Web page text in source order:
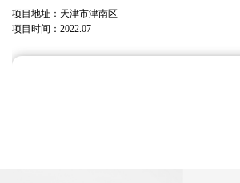
项目地址： 天津市津南区
项目时间： 2022.07